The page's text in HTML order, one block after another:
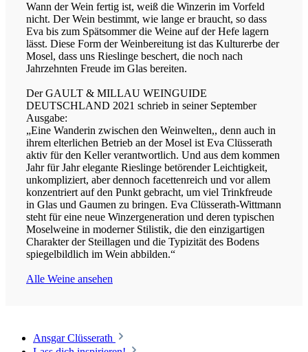
Wann der Wein fertig ist, weiß die Winzerin im Vorfeld
nicht. Der Wein bestimmt, wie lange er braucht, so dass
Eva bis zum Spätsommer die Weine auf der Hefe lagern
lässt. Diese Form der Weinbereitung ist das Kulturerbe der
Mosel, dass uns Rieslinge beschert, die noch nach
Jahrzehnten Freude im Glas bereiten.
Der GAULT & MILLAU WEINGUIDE
DEUTSCHLAND 2021 schrieb in seiner September
Ausgabe:
„Eine Wanderin zwischen den Weinwelten,, denn auch in
ihrem elterlichen Betrieb an der Mosel ist Eva Clüsserath
aktiv für den Keller verantwortlich. Und aus dem kommen
Jahr für Jahr elegante Rieslinge betörender Leichtigkeit,
unkompliziert, aber dennoch facettenreich und vor allem
konzentriert auf den Punkt gebracht, um viel Trinkfreude
in Glas und Gaumen zu bringen. Eva Clüsserath-Wittmann
steht für eine neue Winzergeneration und deren typischen
Moselweine in moderner Stilistik, die den einzigartigen
Charakter der Steillagen und die Typizität des Bodens
spiegelbildlich im Wein abbilden.“
Alle Weine ansehen
Ansgar Clüsserath